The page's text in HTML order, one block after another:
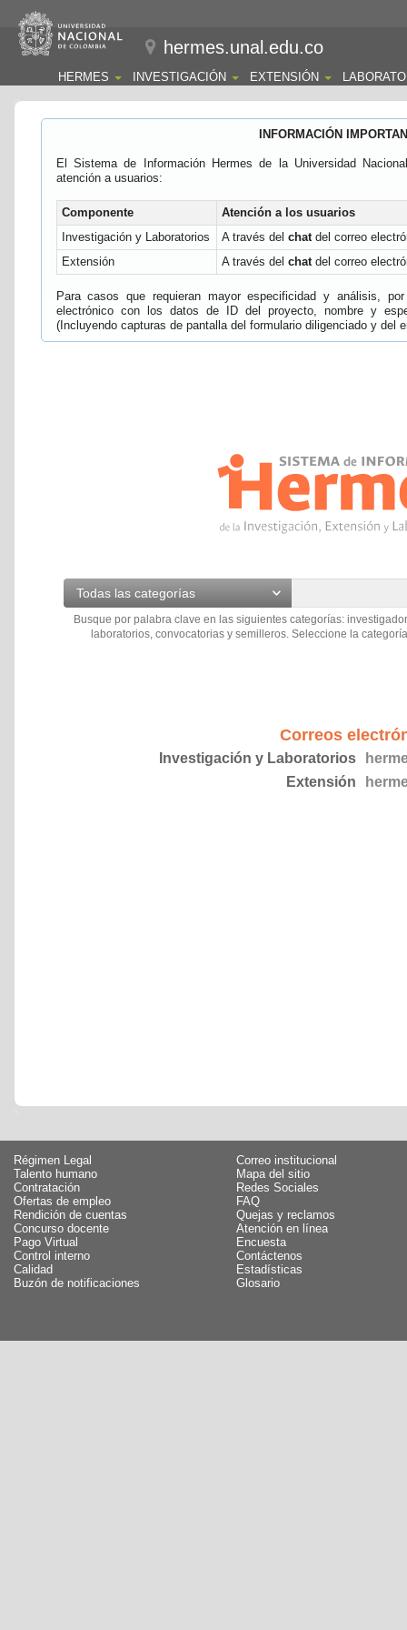
hermes.unal.edu.co
HERMES INVESTIGACIÓN EXTENSIÓN
INFORMACIÓN
El Sistema de Información Hermes de la Universidad
atención a usuarios:
Componente
Atención a los usuarios
Investigación y Laboratorios
A través del chatdel correo
Extensión
A través del chatdel correo
Para casos que requieran mayor especificidad y análisis,
electrónico con los datos de ID del proyecto, nombre y
(Incluyendo capturas de pantalla del formulario diligenciado y del
Todas las categorías
Busque por palabra clave en las siguientes categorías:
laboratorios, convocatorias y semilleros. Seleccione la
Correos
Investigación y Laboratorios
Extensión
Régimen Legal
Talento humano
Contratación
Ofertas de empleo
Rendición de cuentas
Concurso docente
Pago Virtual
Control interno
Calidad
Buzón de notificaciones
Correo institucional
Mapa del sitio
Redes Sociales
FAQ
Quejas y reclamos
Atención en línea
Encuesta
Contáctenos
Estadísticas
Glosario